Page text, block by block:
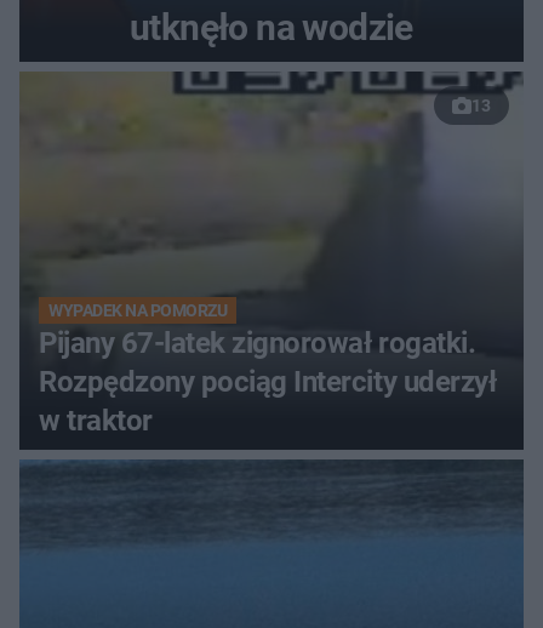
utknęło na wodzie
13
WYPADEK NA POMORZU
Pijany 67-latek zignorował rogatki.
Rozpędzony pociąg Intercity uderzył
w traktor